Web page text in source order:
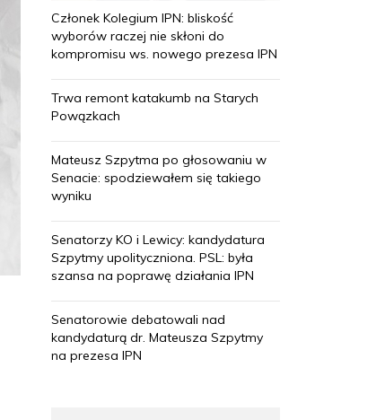
Członek Kolegium IPN: bliskość
wyborów raczej nie skłoni do
kompromisu ws. nowego prezesa IPN
Trwa remont katakumb na Starych
Powązkach
Mateusz Szpytma po głosowaniu w
Senacie: spodziewałem się takiego
wyniku
Senatorzy KO i Lewicy: kandydatura
Szpytmy upolityczniona. PSL: była
szansa na poprawę działania IPN
Senatorowie debatowali nad
kandydaturą dr. Mateusza Szpytmy
na prezesa IPN